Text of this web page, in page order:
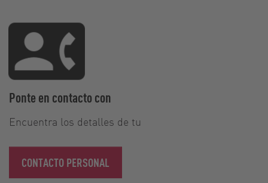
Ponte en contacto con
Encuentra los detalles de tu
CONTACTO PERSONAL